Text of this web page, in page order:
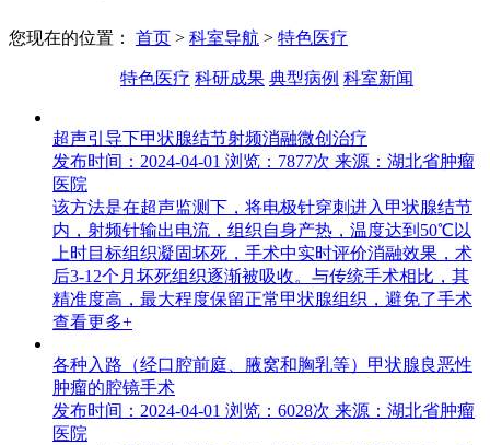
您现在的位置： 首页 > 科室导航 > 特色医疗
特色医疗 科研成果 典型病例 科室新闻
超声引导下甲状腺结节射频消融微创治疗
发布时间：2024-04-01 浏览：7877次 来源：湖北省肿瘤
医院
该方法是在超声监测下，将电极针穿刺进入甲状腺结节
内，射频针输出电流，组织自身产热，温度达到50℃以
上时目标组织凝固坏死，手术中实时评价消融效果，术
后3-12个月坏死组织逐渐被吸收。与传统手术相比，其
精准度高，最大程度保留正常甲状腺组织，避免了手术
查看更多+
各种入路（经口腔前庭、腋窝和胸乳等）甲状腺良恶性
肿瘤的腔镜手术
发布时间：2024-04-01 浏览：6028次 来源：湖北省肿瘤
医院